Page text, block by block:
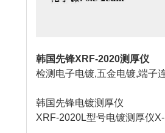
韩国先锋XRF-2020测厚仪
检测电子电镀,五金电镀,端子
韩国先锋电镀测厚仪
XRF-2020L型号电镀测厚仪